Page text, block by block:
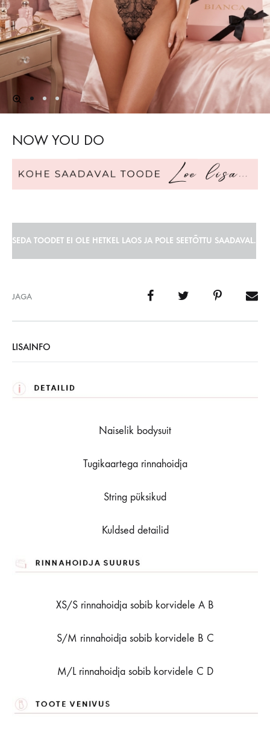
NOW YOU DO
SEDA TOODET EI OLE HETKEL LAOS JA POLE SEETÕTTU SAADAVAL.
JAGA
LISAINFO
Naiselik bodysuit
Tugikaartega rinnahoidja
String püksikud
Kuldsed detailid
XS/S rinnahoidja sobib korvidele A B
S/M rinnahoidja sobib korvidele B C
M/L rinnahoidja sobib korvidele C D